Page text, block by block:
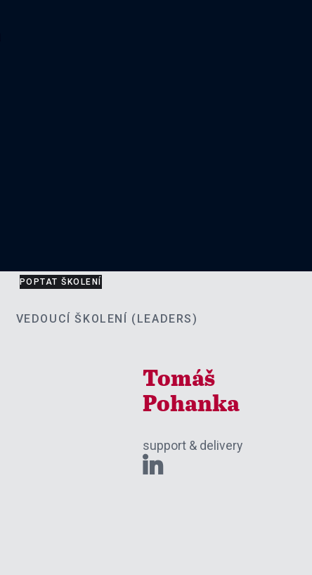
POPTAT ŠKOLENÍ
VEDOUCÍ ŠKOLENÍ (LEADERS)
Tomáš
Pohanka
support & delivery
